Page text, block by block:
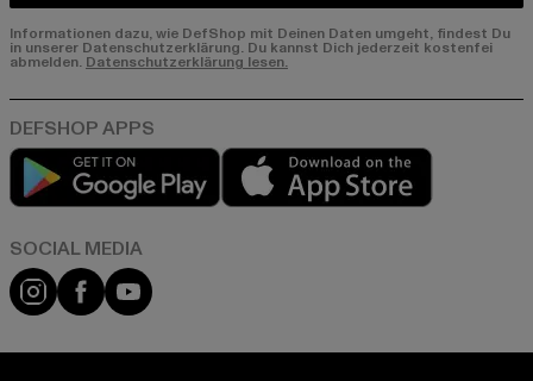
Informationen dazu, wie DefShop mit Deinen Daten umgeht, findest Du
in unserer Datenschutzerklärung. Du kannst Dich jederzeit kostenfei
abmelden. Datenschutzerklärung lesen.
Play market
Instagram
FacebookYouTube